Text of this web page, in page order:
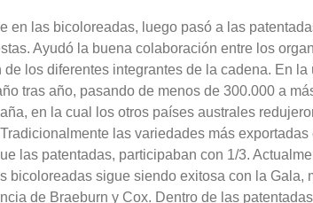
en las bicoloreadas, luego pasó a las
Ayudó la buena colaboración entre los
los diferentes integrantes de la cadena. En
tras año, pasando de menos de 300.000 a
en la cual los otros países australes
las variedades más
las patentadas, participaban con 1/3.
bicoloreadas sigue siendo exitosa con la Gala,
de Braeburn y Cox. Dentro de las